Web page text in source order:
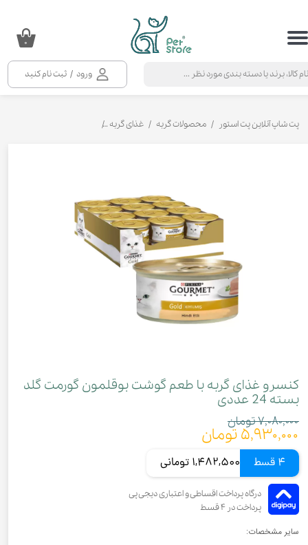
ورود / ثبت نام کنید
حساب کاربری من
خروج از حساب کاربری
۰
پت شاپ آنلاین پت استور محصولات گربه غذای گربه
کنسرو غذای گربه با طعم گوشت بوقلمون گورمت گلد
بسته 24 عددی
۷,۰۸۰,۰۰۰ تومان
۵,۹۳۰,۰۰۰ تومان
4 قسط 1,482,500 تومانی
سایر مشخصات: